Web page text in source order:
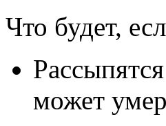
Что будет,
может